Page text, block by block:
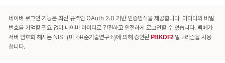
네이버 로그인 기능은 최신 규격인 OAuth 2.0 기반 인증방식을 제공합니다. 아이디와 비밀
번호를 기억할 필요 없이 네이버 아이디로 간편하고 안전하게 로그인할 수 있습니다. 백메가
서버 암호화 해시는 NIST(미국표준기술연구소)에 의해 승인된 PBKDF2알고리즘을 사용
합니다.